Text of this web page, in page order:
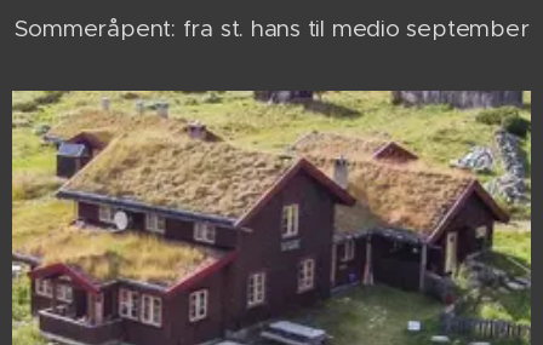
Sommeråpent: fra st. hans til medio september